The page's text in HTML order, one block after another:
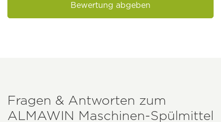
Bewertung abgeben
Fragen & Antworten zum
ALMAWIN Maschinen-Spülmittel